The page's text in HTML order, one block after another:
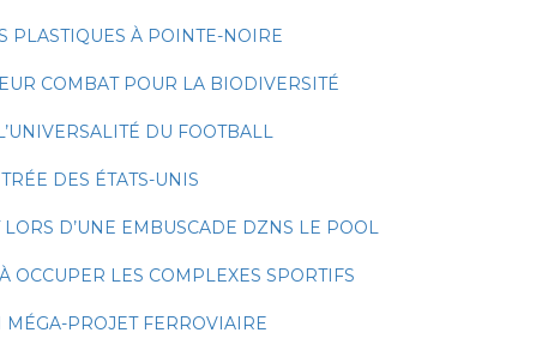
PLASTIQUES À POINTE-NOIRE
COMBAT POUR LA BIODIVERSITÉ
DU FOOTBALL
DES ÉTATS-UNIS
D’UNE EMBUSCADE DZNS LE POOL
OCCUPER LES COMPLEXES SPORTIFS
MÉGA-PROJET FERROVIAIRE